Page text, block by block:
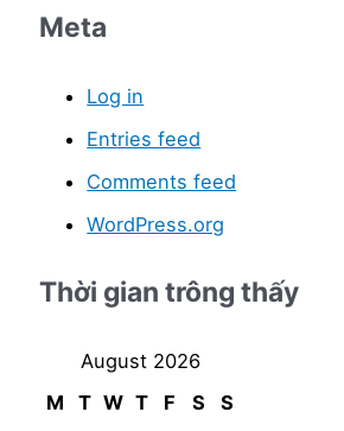
Meta
Log in
Entries feed
Comments feed
WordPress.org
Thời gian trông thấy
August 2026
M
T W T F S
S